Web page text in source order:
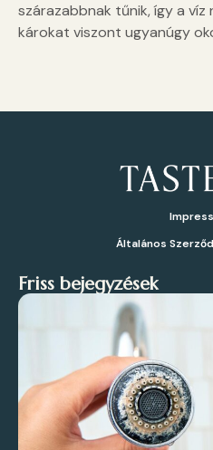
szárazabbnak tűnik, így a
károkat viszont ugyanúgy
Általános
Friss bejegyzések